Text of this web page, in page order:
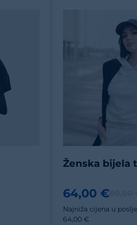
Ženska bijela
64,00 €
Najniža cijena u
64,00 €